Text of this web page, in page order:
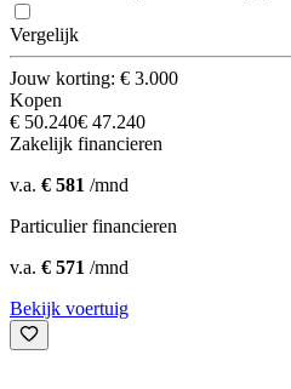
Vergelijk
Jouw korting: € 3.000
Kopen
€ 50.240€ 47.240
Zakelijk financieren
v.a. € 581 /mnd
Particulier financieren
v.a. € 571 /mnd
Bekijk voertuig